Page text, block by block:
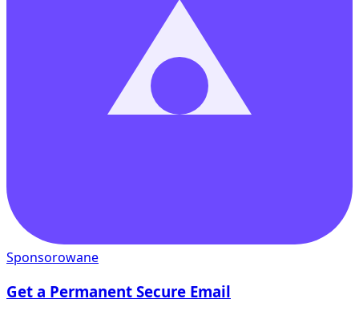
Sponsorowane
Get a Permanent Secure Email